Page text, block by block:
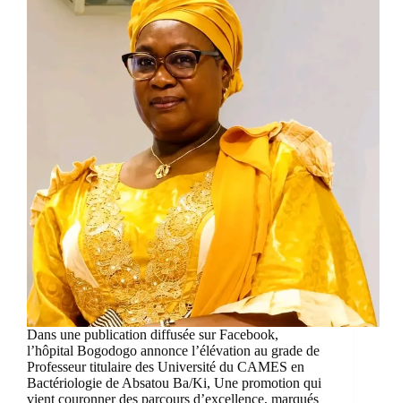
Dans une publication diffusée sur Facebook,
l’hôpital Bogodogo annonce l’élévation au grade de
Professeur titulaire des Université du CAMES en
Bactériologie de Absatou Ba/Ki, Une promotion qui
vient couronner des parcours d’excellence, marqués